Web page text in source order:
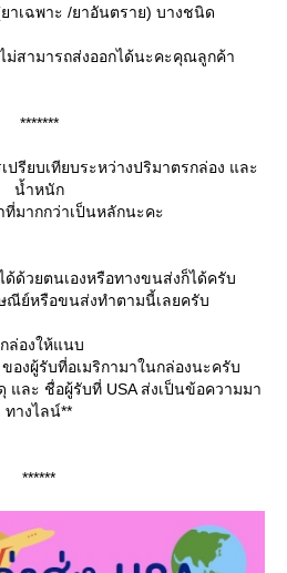
ยาเฉพาะ /ยาอันตราย) บางชนิด
ม่สามารถส่งออกได้นะคะคุณลูกค้า
*******
ปรียบเทียบระหว่างปริมาตรกล่อง และ
น้ำหนัก
มากกว่าเป็นหลักนะคะ
ด้ด้วยตนเองหรือทางขนส่งก็ได้ครับ
ณีย์หรือขนส่งทำตามนี้เลยครับ
องให้แนบ
องผู้รับที่อเมริกามาในกล่องนะครับ
และ ชื่อผู้รับที่ USA ส่งเป็นข้อความมา
ทางไลน์**
******